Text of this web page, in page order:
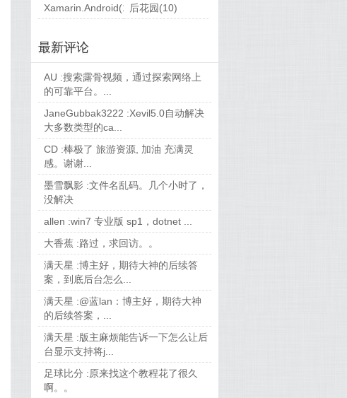
Xamarin.Android(1)后花园(10)
最新评论
AU :搜索露骨视频，通过探索网络上
的可靠平台。...
JaneGubbak3222 :Xevil5.0自动解决
大多数类型的ca...
CD :棒极了 旅游资源, 加油 充满灵
感。谢谢...
墨雪飘影 :文件名乱码。几个小时了，
没解决
allen :win7 专业版 sp1，dotnet ...
大香蕉 :路过，求回访。。
满天星 :博主好，期待大神的后续答
案，到底后台怎么...
满天星 :@蓝lan：博主好，期待大神
的后续答案，...
满天星 :版主麻烦能告诉一下怎么让后
台显示支持将j...
足球比分 :原来找这个教程花了很久
啊。。